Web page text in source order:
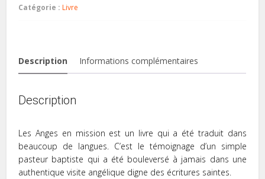
Catégorie : Livre
Description Informations complémentaires
Description
Les Anges en mission est un livre qui a été traduit dans
beaucoup de langues. C’est le témoignage d’un simple
pasteur baptiste qui a été bouleversé à jamais dans une
authentique visite angélique digne des écritures saintes.